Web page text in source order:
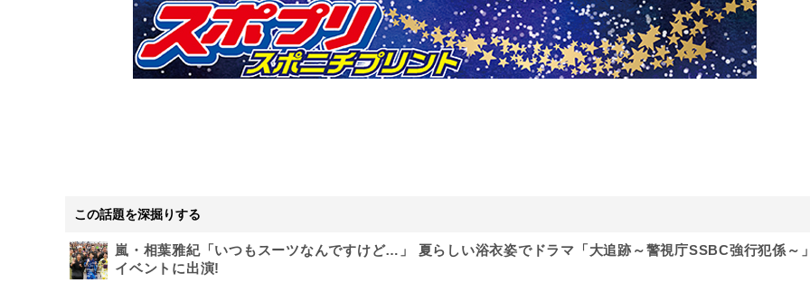
この話題を深掘りする
嵐・相葉雅紀「いつもスーツなんですけど…」 夏らしい浴衣姿でドラマ「大追跡～警視庁SSBC強行犯係～」
イベントに出演!